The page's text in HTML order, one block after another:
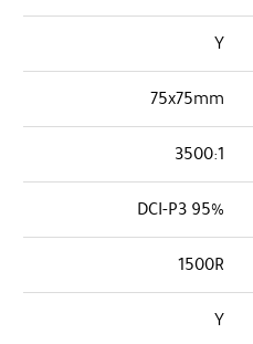
Y
75x75mm
3500:1
95% DCI-P3
1500R
Y